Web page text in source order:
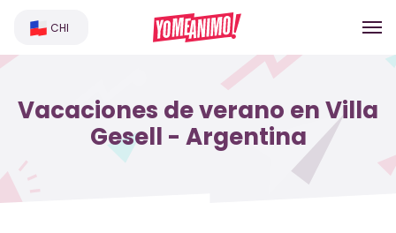
CHI
Vacaciones de verano en Villa
Gesell - Argentina